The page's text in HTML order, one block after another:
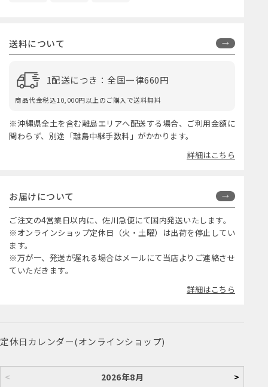
送料について
1配送につき：全国一律660円
商品代金税込10,000円以上のご購入で送料無料
※沖縄県全土を含む離島エリアへ配送する場合、ご利用金額に
関わらず、別途「離島中継手数料」がかかります。
詳細はこちら
お届けについて
ご注文の4営業日以内に、佐川急便にて国内発送いたします。
※オンラインショップ定休日（火・土曜）は出荷を停止してい
ます。
※万が一、発送が遅れる場合はメールにて当店よりご連絡させ
ていただきます。
詳細はこちら
定休日カレンダー(オンラインショップ)
< 2026年8月 >